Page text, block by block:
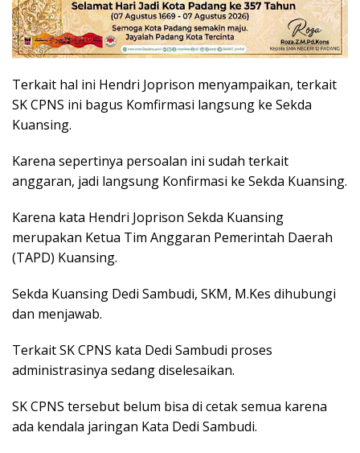
Terkait hal ini Hendri Joprison menyampaikan, terkait
SK CPNS ini bagus Komfirmasi langsung ke Sekda
Kuansing.
Karena sepertinya persoalan ini sudah terkait
anggaran, jadi langsung Konfirmasi ke Sekda Kuansing.
Karena kata Hendri Joprison Sekda Kuansing
merupakan Ketua Tim Anggaran Pemerintah Daerah
(TAPD) Kuansing.
Sekda Kuansing Dedi Sambudi, SKM, M.Kes dihubungi
dan menjawab.
Terkait SK CPNS kata Dedi Sambudi proses
administrasinya sedang diselesaikan.
SK CPNS tersebut belum bisa di cetak semua karena
ada kendala jaringan Kata Dedi Sambudi.